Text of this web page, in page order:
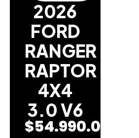
2026
FORD
RANGER
RAPTOR
4X4
3.0 V6
$54.990.000